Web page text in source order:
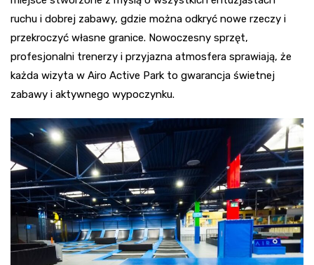
ruchu i dobrej zabawy, gdzie można odkryć nowe rzeczy i
przekroczyć własne granice. Nowoczesny sprzęt,
profesjonalni trenerzy i przyjazna atmosfera sprawiają, że
każda wizyta w Airo Active Park to gwarancja świetnej
zabawy i aktywnego wypoczynku.